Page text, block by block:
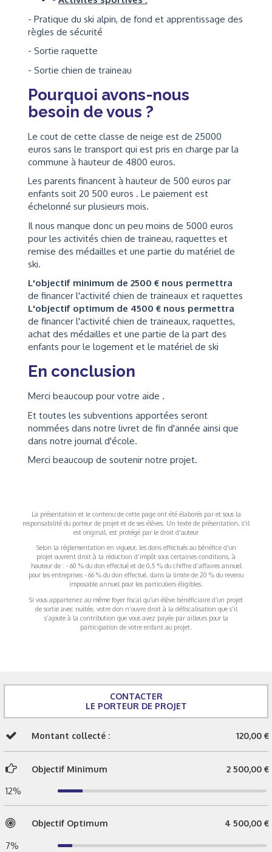
- Pratique du ski alpin, de fond et apprentissage des
règles de sécurité
- Sortie raquette
- Sortie chien de traineau
Pourquoi avons-nous
besoin de vous ?
Le cout de cette classe de neige est de 25000
euros sans le transport qui est pris en charge par la
commune à hauteur de 4800 euros.
Les parents financent à hauteur de 500 euros par
enfants soit 20 500 euros . Le paiement est
échelonné sur plusieurs mois.
Il nous manque donc un peu moins de 5000 euros
pour les activités chien de traineau, raquettes et
remise des médailles et une partie du matériel de
ski.
L'objectif minimum de 2500 € nous permettra
de financer l'activité chien de traineaux et raquettes
L'objectif optimum de 4500 € nous permettra
de financer l'activité chien de traineaux, raquettes,
achat des médailles et une partie de la part des
enfants pour le logement et le matériel de ski
En conclusion
Merci beaucoup pour votre aide .
Et toutes les subventions apportées seront
nommées dans notre livret de fin d'année ainsi que
dans notre journal d'école.
Merci beaucoup de soutenir notre projet.
La présentation et le contenu de cette page ont été élaborés par et sous la
responsabilité du porteur de projet et de ses élèves. Un texte de présentation, s'il
est original, est protégé par le droit d'auteur
Selon la réglementation en vigueur, les dons effectués au bénéfice d’un
projet ouvrent droit à la réduction d’impôt sous certaines conditions, à
hauteur de : - 60 % du don effectué et de 0,5 % du chiffre d’affaires annuel
pour les entreprises - 66 % du don effectué, dans la limite de 20 % du revenu
imposable annuel pour les particuliers éligibles.
Si vous appartenez au même foyer fiscal qu’un élève bénéficiaire d’un projet
de sortie avec nuitée, votre don n’ouvre droit à la défiscalisation que s’il
s’ajoute à la contribution que vous avez payée par ailleurs pour la
participation de votre enfant au projet.
CONTACTER
LE PORTEUR DE PROJET
Montant collecté : 120,00 €
Objectif Minimum 2 500,00 €
12%
Objectif Optimum 4 500,00 €
7%